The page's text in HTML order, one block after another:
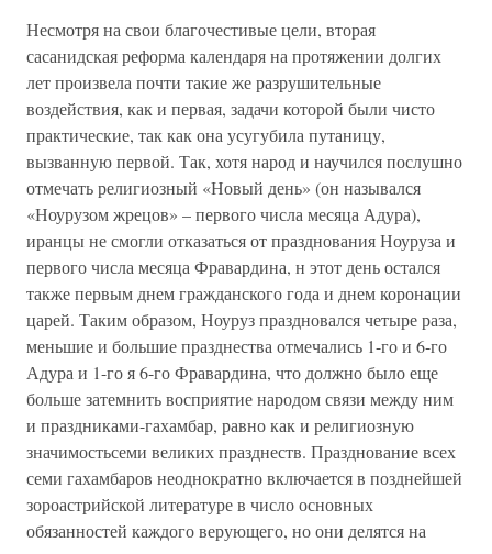
Несмотря на свои благочестивые цели, вторая
сасанидская реформа календаря на протяжении долгих
лет произвела почти такие же разрушительные
воздействия, как и первая, задачи которой были чисто
практические, так как она усугубила путаницу,
вызванную первой. Так, хотя народ и научился послушно
отмечать религиозный «Новый день» (он назывался
«Ноурузом жрецов» – первого числа месяца Адура),
иранцы не смогли отказаться от празднования Ноуруза и
первого числа месяца Фравардина, н этот день остался
также первым днем гражданского года и днем коронации
царей. Таким образом, Ноуруз праздновался четыре раза,
меньшие и большие празднества отмечались 1-го и 6-го
Адура и 1-го я 6-го Фравардина, что должно было еще
больше затемнить восприятие народом связи между ним
и праздниками-гахамбар, равно как и религиозную
значимостьсеми великих празднеств. Празднование всех
семи гахамбаров неоднократно включается в позднейшей
зороастрийской литературе в число основных
обязанностей каждого верующего, но они делятся на